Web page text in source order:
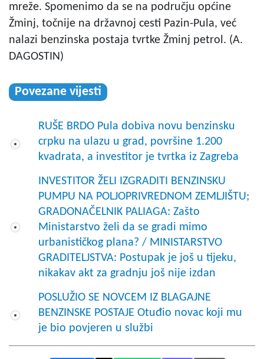
mreže. Spomenimo da se na području općine
Žminj, točnije na državnoj cesti Pazin-Pula, već
nalazi benzinska postaja tvrtke Žminj petrol. (A.
DAGOSTIN)
Povezane vijesti
RUŠE BRDO Pula dobiva novu benzinsku
crpku na ulazu u grad, površine 1.200
kvadrata, a investitor je tvrtka iz Zagreba
INVESTITOR ŽELI IZGRADITI BENZINSKU
PUMPU NA POLJOPRIVREDNOM ZEMLJIŠTU;
GRADONAČELNIK PALIAGA: Zašto
Ministarstvo želi da se gradi mimo
urbanističkog plana? / MINISTARSTVO
GRADITELJSTVA: Postupak je još u tijeku,
nikakav akt za gradnju još nije izdan
POSLUŽIO SE NOVCEM IZ BLAGAJNE
BENZINSKE POSTAJE Otuđio novac koji mu
je bio povjeren u službi